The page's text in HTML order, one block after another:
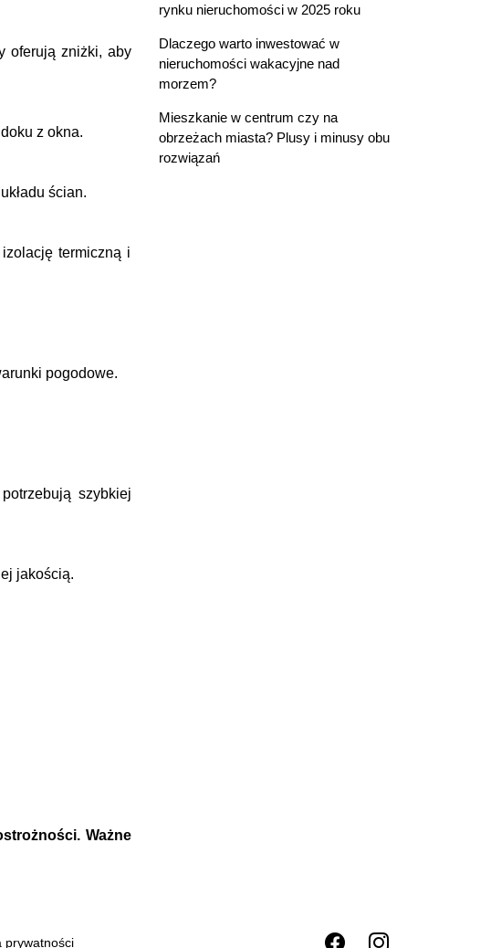
oferują zniżki, aby
z okna.
ścian.
termiczną i
pogodowe.
szybkiej
jakością.
Ważne
rynku nieruchomości w 2025 roku
Dlaczego warto inwestować w
nieruchomości wakacyjne nad
morzem?
Mieszkanie w centrum czy na
obrzeżach miasta? Plusy i minusy obu
rozwiązań
prywatności